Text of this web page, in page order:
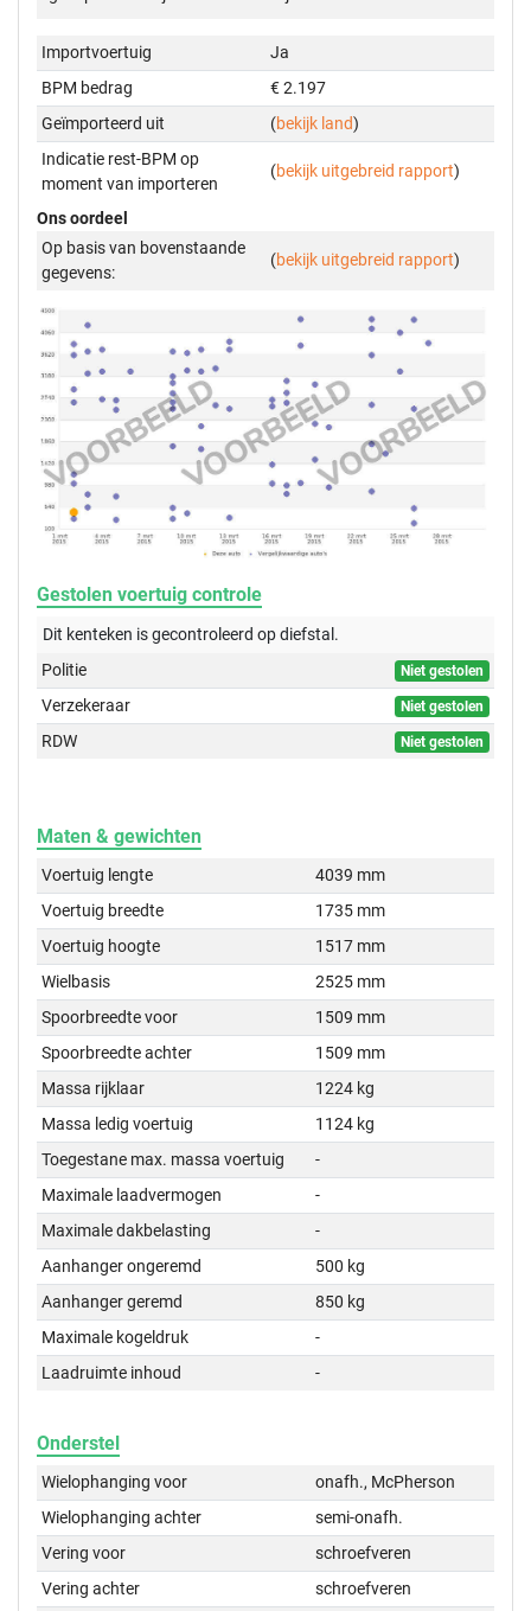
Importvoertuig
Ja
BPM bedrag
€ 2.197
Geïmporteerd uit
(bekijk land)
Indicatie rest-BPM op
moment van importeren
(bekijk uitgebreid rapport)
Ons oordeel
Op basis van bovenstaande
gegevens:
(bekijk uitgebreid rapport)
Gestolen voertuig controle
Dit kenteken is gecontroleerd opdiefstal.
Politie
Niet gestolen
Verzekeraar Niet gestolen
RDW Niet gestolen
Maten & gewichten
Voertuig lengte
4039 mm
Voertuig breedte
1735 mm
Voertuig hoogte
1517 mm
Wielbasis
2525 mm
Spoorbreedte voor
1509 mm
Spoorbreedte achter
1509 mm
Massa rijklaar
1224 kg
Massa ledig voertuig
1124 kg
Toegestane max. massa voertuig
-
Maximale laadvermogen
-
Maximale dakbelasting
-
Aanhanger ongeremd
500 kg
Aanhanger geremd
850 kg
Maximale kogeldruk
-
Laadruimte inhoud
-
Onderstel
Wielophanging voor
onafh., McPherson
Wielophanging achter
semi-onafh.
Vering voor
schroefveren
Vering achter
schroefveren